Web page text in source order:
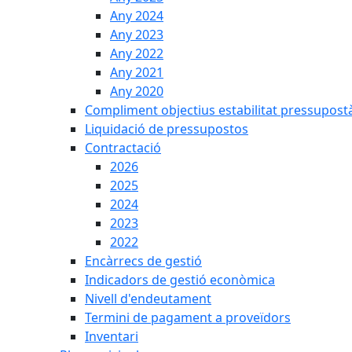
Any 2024
Any 2023
Any 2022
Any 2021
Any 2020
Compliment objectius estabilitat
Liquidació de pressupostos
Contractació
2026
2025
2024
2023
2022
Encàrrecs de gestió
Indicadors de gestió econòmica
Nivell d'endeutament
Termini de pagament a proveïdors
Inventari